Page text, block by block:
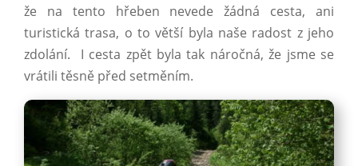
že na tento hřeben nevede žádná cesta, ani
turistická trasa, o to větší byla naše radost z jeho
zdolání. I cesta zpět byla tak náročná, že jsme se
vrátili těsně před setměním.